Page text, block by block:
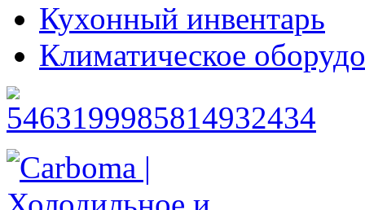
Кухонный инвентарь
Климатическое